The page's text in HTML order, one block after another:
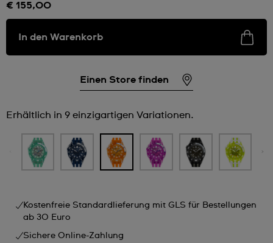
€ 155,00
In den Warenkorb
Einen Store finden
Erhältlich in 9 einzigartigen Variationen.
Kostenfreie Standardlieferung mit GLS für Bestellungen
ab 30 Euro
Sichere Online-Zahlung